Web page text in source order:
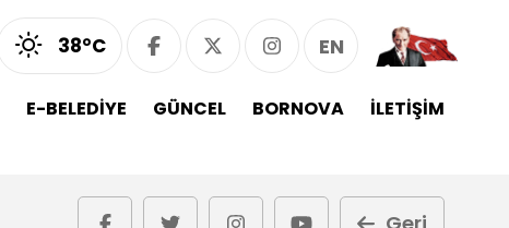
38°C EN
E-BELEDİYE GÜNCEL BORNOVA İLETİŞİM
Geri